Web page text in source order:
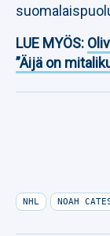
LUE MYÖS:
”Äijä on
NHL NOAH